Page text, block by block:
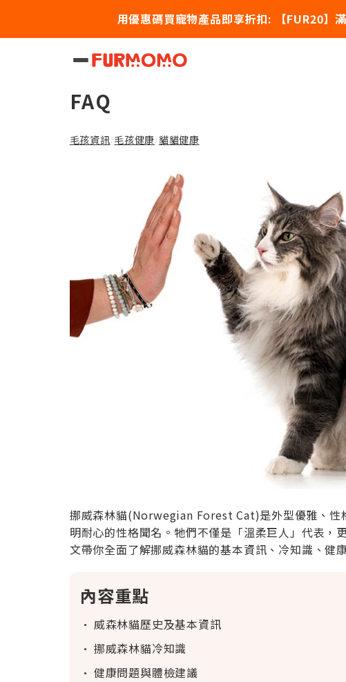
用優惠碼買寵物產品即享折扣: 【FUR20】
【優雅的大毛孩】挪威森林貓
FAQ
毛孩資訊/毛孩健康/貓貓健康
挪威森林貓(Norwegian Forest Cat)是外型優雅、性
明耐心的性格聞名。牠們不僅是「溫柔巨人」代表，
文帶你全面了解挪威森林貓的基本資訊、冷知識、健
內容重點
威森林貓歷史及基本資訊
挪威森林貓冷知識
健康問題與體檢建議